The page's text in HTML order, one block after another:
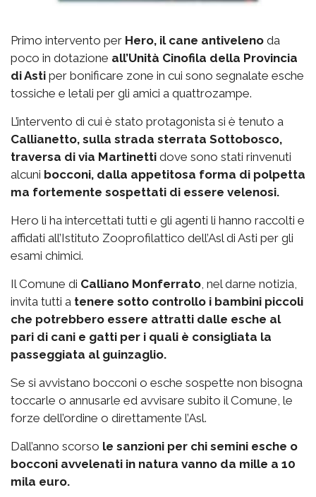
Primo intervento per Hero, il cane antiveleno da
poco in dotazione all’Unità Cinofila della Provincia
di Asti per bonificare zone in cui sono segnalate esche
tossiche e letali per gli amici a quattrozampe.
L’intervento di cui è stato protagonista si è tenuto a
Callianetto, sulla strada sterrata Sottobosco,
traversa di via Martinetti dove sono stati rinvenuti
alcuni bocconi, dalla appetitosa forma di polpetta
ma fortemente sospettati di essere velenosi.
Hero li ha intercettati tutti e gli agenti li hanno raccolti e
affidati all’Istituto Zooprofilattico dell’Asl di Asti per gli
esami chimici.
Il Comune di Calliano Monferrato, nel darne notizia,
invita tutti a tenere sotto controllo i bambini piccoli
che potrebbero essere attratti dalle esche al
pari di cani e gatti per i quali è consigliata la
passeggiata al guinzaglio.
Se si avvistano bocconi o esche sospette non bisogna
toccarle o annusarle ed avvisare subito il Comune, le
forze dell’ordine o direttamente l’Asl.
Dall’anno scorso le sanzioni per chi semini esche o
bocconi avvelenati in natura vanno da mille a 10
mila euro.